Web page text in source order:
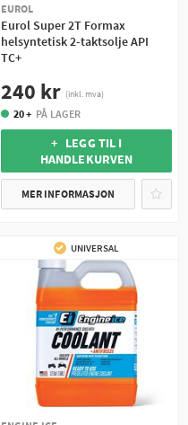
EUROL
Eurol Super 2T Formax
helsyntetisk 2-taktsolje API
TC+
240 kr (inkl. mva)
20 + PÅ LAGER
+ LEGG TIL I
HANDLEKURVEN
MER INFORMASJON
UNIVERSAL